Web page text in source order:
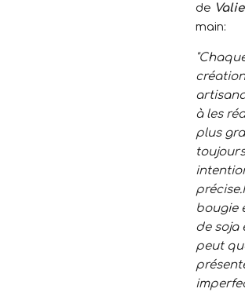
de
main:
à les
plus
bougie
de soja
peut